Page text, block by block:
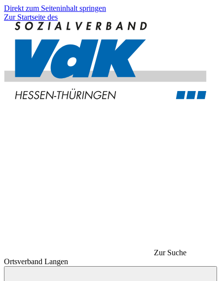
Direkt zum Seiteninhalt springen
Zur Startseite des
Zur Suche
Ortsverband Langen